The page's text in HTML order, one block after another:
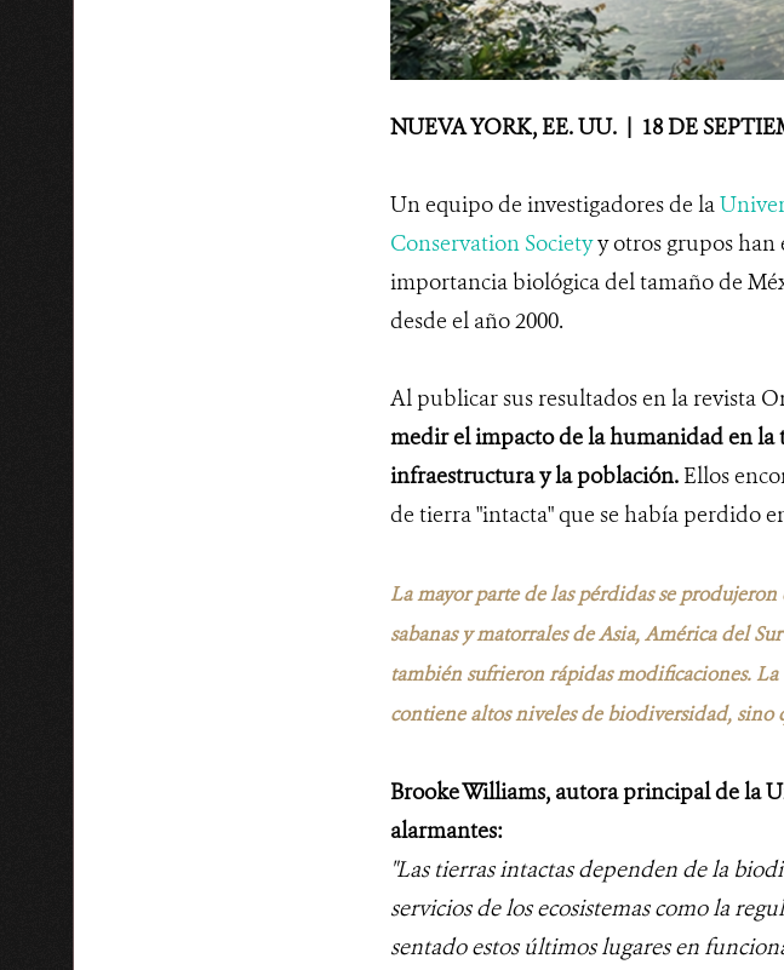
NUEVA YORK, EE. UU. | 18 DE
Un equipo de investigadores de la
Conservation Societyy otros grupos han
importancia biológica del tamaño de
desde el año 2000.
Al publicar sus resultados en la revista
medir el impacto de la humanidad en
infraestructura y la población. Ellos
de tierra "intacta" que se había perdido
La mayor parte de las pérdidas se produjeron
sabanas y matorrales de Asia, América del
también sufrieron rápidas modificaciones.La
contiene altos niveles de biodiversidad,
Brooke Williams, autora principal de la
alarmantes:
"Las tierras intactas dependen de la
servicios de los ecosistemas como la
sentado estos últimos lugares en